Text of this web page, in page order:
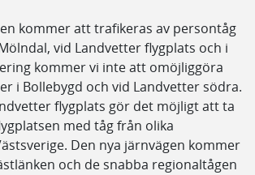
kommer att trafikeras av persontåg
vid Landvetter flygplats och i
kommer vi inte att omöjliggöra
i Bollebygd och vid Landvetter södra.
flygplats gör det möjligt att ta
med tåg från olika
Den nya järnvägen kommer
och de snabba regionaltågen